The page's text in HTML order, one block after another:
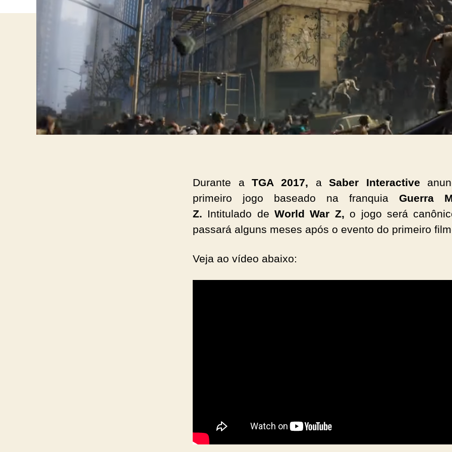
Durante aTGA 2017, aSaber Interactive
primeiro jogo baseado na franquia Guerra
Z. Intitulado deWorld War Z,o jogo será
passará alguns meses após o evento do primeiro
Veja ao vídeo abaixo: